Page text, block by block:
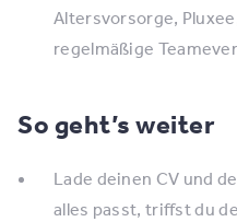
Altersvorsorge,
regelmäßige
So geht’s weiter
Lade deinen CV und
alles passt, triffst du